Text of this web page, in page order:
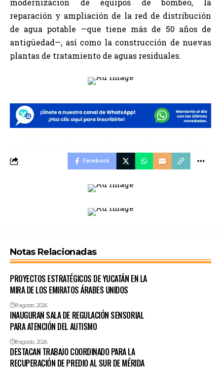
modernización de equipos de bombeo, la
reparación y ampliación de la red de distribución
de agua potable —que tiene más de 50 años de
antigüedad—, así como la construcción de nuevas
plantas de tratamiento de aguas residuales.
Facebook
Notas Relacionadas
PROYECTOS ESTRATÉGICOS DE YUCATÁN EN LA
MIRA DE LOS EMIRATOS ÁRABES UNIDOS
8 agosto, 2026
INAUGURAN SALA DE REGULACIÓN SENSORIAL
PARA ATENCIÓN DEL AUTISMO
8 agosto, 2026
DESTACAN TRABAJO COORDINADO PARA LA
RECUPERACIÓN DE PREDIO AL SUR DE MÉRIDA